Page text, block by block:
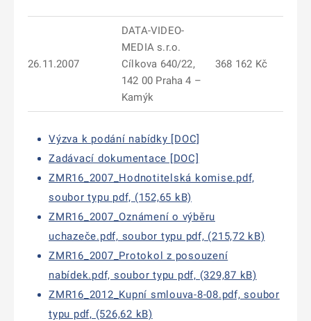
26.11.2007
DATA-VIDEO-
MEDIA s.r.o.
Cílkova 640/22,
142 00 Praha 4 –
Kamýk
368 162 Kč
Výzva k podání nabídky [DOC]
Zadávací dokumentace [DOC]
ZMR16_2007_Hodnotitelská komise.pdf,
soubor typu pdf, (152,65 kB)
ZMR16_2007_Oznámení o výběru
uchazeče.pdf, soubor typu pdf, (215,72 kB)
ZMR16_2007_Protokol z posouzení
nabídek.pdf, soubor typu pdf, (329,87 kB)
ZMR16_2012_Kupní smlouva-8-08.pdf, soubor
typu pdf, (526,62 kB)